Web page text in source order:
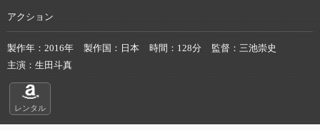
アクション
製作年 2016年 製作国 日本 時間 128分 監督
三池崇史
主演
生田斗真
レンタル